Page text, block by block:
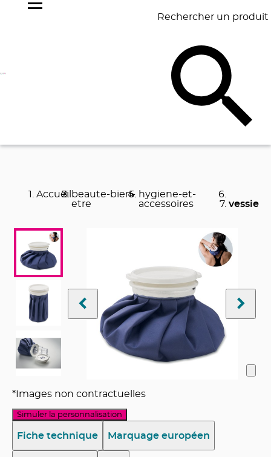
Rechercher un produit
BAGAGERIE BUREAU
Accueil beaute-bien-
etre
hygiene-et-
accessoires
vessie
*Images non contractuelles
Simuler la personnalisation
Fiche technique Marquage européen